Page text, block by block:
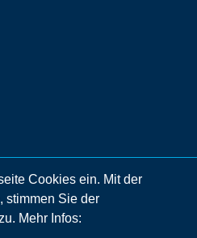
Cookies ein. Mit der
stimmen Sie der
Mehr Infos: